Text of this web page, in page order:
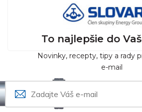
To najlepšie do
Novinky, recepty, tipy a rady
e-mail